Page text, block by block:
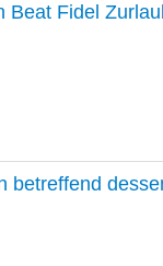
Fidel
betreffend